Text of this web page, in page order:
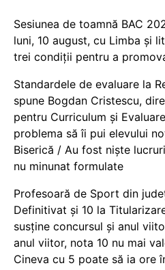
Sesiunea de toamnă BAC
luni, 10 august, cu Limba și
trei condiții pentru a
Standardele de evaluare la
spune Bogdan Cristescu,
pentru Curriculum și
problema să îi pui elevului
Biserică / Au fost niște
nu minunat formulate
Profesoară de Sport din
Definitivat și 10 la
susține concursul și anul
anul viitor, nota 10 nu mai
Cineva cu 5 poate să ia ore